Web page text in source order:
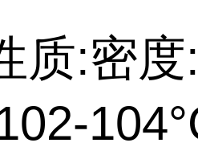
质:密